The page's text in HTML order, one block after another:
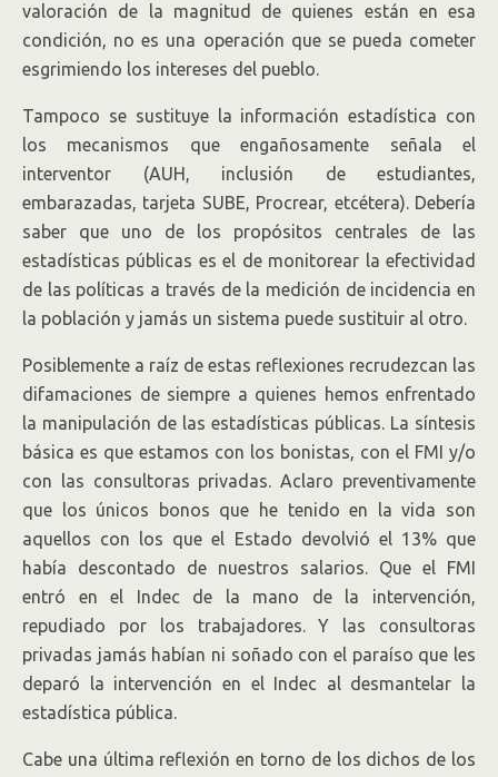
valoración de la magnitud de quienes están en esa
condición, no es una operación que se pueda cometer
esgrimiendo los intereses del pueblo.
Tampoco se sustituye la información estadística con
los mecanismos que engañosamente señala el
interventor (AUH, inclusión de estudiantes,
embarazadas, tarjeta SUBE, Procrear, etcétera). Debería
saber que uno de los propósitos centrales de las
estadísticas públicas es el de monitorear la efectividad
de las políticas a través de la medición de incidencia en
la población y jamás un sistema puede sustituir al otro.
Posiblemente a raíz de estas reflexiones recrudezcan las
difamaciones de siempre a quienes hemos enfrentado
la manipulación de las estadísticas públicas. La síntesis
básica es que estamos con los bonistas, con el FMI y/o
con las consultoras privadas. Aclaro preventivamente
que los únicos bonos que he tenido en la vida son
aquellos con los que el Estado devolvió el 13% que
había descontado de nuestros salarios. Que el FMI
entró en el Indec de la mano de la intervención,
repudiado por los trabajadores. Y las consultoras
privadas jamás habían ni soñado con el paraíso que les
deparó la intervención en el Indec al desmantelar la
estadística pública.
Cabe una última reflexión en torno de los dichos de los